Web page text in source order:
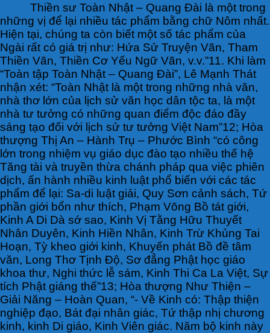
Thiền sư Toàn Nhật – Quang Đài là một trong
những vị để lại nhiều tác phẩm bằng chữ Nôm nhất.
Hiện tại, chúng ta còn biết một số tác phẩm của
Ngài rất có giá trị như: Hứa Sử Truyện Vãn, Tham
Thiền Vãn, Thiền Cơ Yếu Ngữ Vãn, v.v.”11. Khi làm
“Toàn tập Toàn Nhật – Quang Đài”, Lê Mạnh Thát
nhận xét: “Toàn Nhật là một trong những nhà văn,
nhà thơ lớn của lịch sử văn học dân tộc ta, là một
nhà tư tưởng có những quan điểm độc đáo đầy
sáng tạo đối với lịch sử tư tưởng Việt Nam”12; Hòa
thượng Thị An – Hành Trụ – Phước Bình “có công
lớn trong nhiệm vụ giáo dục đào tạo nhiều thế hệ
Tăng tài và truyền thừa chánh pháp qua việc phiên
dịch, ấn hành nhiều kinh luật phổ biến với các tác
phẩm để lại: Sa-di luật giải, Quy Sơn cảnh sách, Tứ
phần giới bổn như thích, Phạm Võng Bồ tát giới,
Kinh A Di Dà sớ sao, Kinh Vị Tằng Hữu Thuyết
Nhân Duyên, Kinh Hiền Nhân, Kinh Trừ Khủng Tai
Hoạn, Tỳ kheo giới kinh, Khuyến phát Bồ đề tâm
văn, Long Thơ Tịnh Độ, Sơ đẳng Phật học giáo
khoa thư, Nghi thức lễ sám, Kinh Thi Ca La Việt, Sự
tích Phật giáng thế”13; Hòa thượng Như Thiện –
Giải Năng – Hoàn Quan, “- Về Kinh có: Thập thiện
nghiệp đạo, Bát đại nhân giác, Tứ thập nhị chương
kinh, kinh Di giáo, Kinh Viên giác. Năm bộ kinh này